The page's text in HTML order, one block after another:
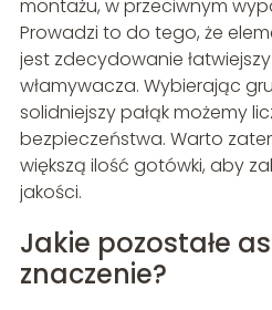
montażu, w przeciwnym
Prowadzi to do tego, że
jest zdecydowanie
włamywacza. Wybierając
solidniejszy pałąk możemy
bezpieczeństwa. Warto
większą ilość gotówki, aby
jakości.
Jakie pozostałe
znaczenie?